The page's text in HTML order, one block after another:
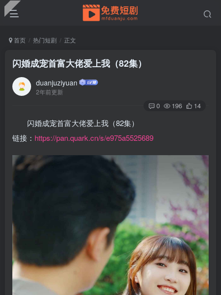
首页 热门短剧 正文
闪婚成宠首富大佬爱上我（82集）
duanjuziyuan
2年前更新
0 196 14
闪婚成宠首富大佬爱上我（82集）
链接： https://pan.quark.cn/s/e975a5525689